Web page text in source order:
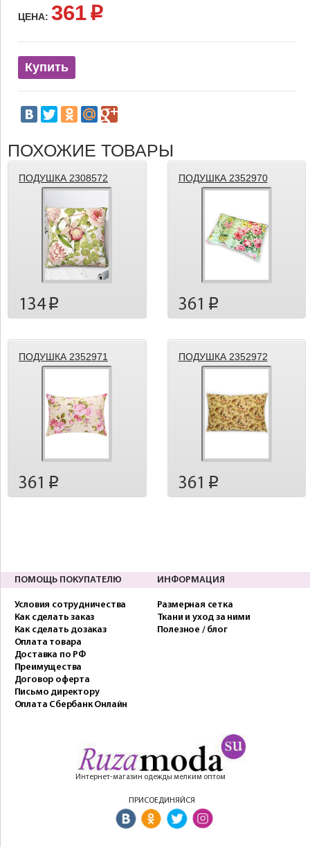
ЦЕНА: 361 p
Купить
ПОХОЖИЕ ТОВАРЫ
ПОДУШКА 2308572
134 p
ПОДУШКА 2352970
361 p
ПОДУШКА 2352971
361 p
ПОДУШКА 2352972
361 p
ПОМОЩЬ ПОКУПАТЕЛЮ
Условия сотрудничества
Как сделать заказ
Как сделать дозаказ
Оплата товара
Доставка по РФ
Преимущества
Договор оферта
Письмо директору
Оплата Сбербанк Онлайн
ИНФОРМАЦИЯ
Размерная сетка
Ткани и уход за ними
Полезное / блог
Интернет-магазин одежды мелким оптом
ПРИСОЕДИНЯЙСЯ